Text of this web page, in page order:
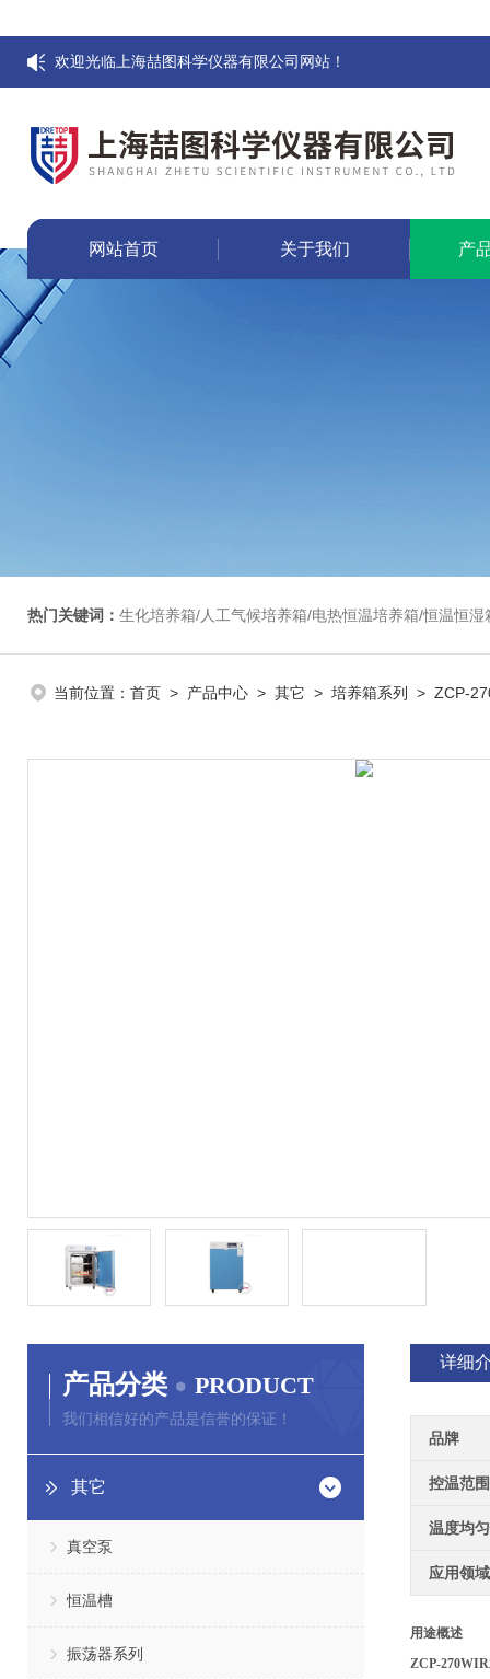
欢迎光临上海喆图科学仪器有限公司网站！
网站首页 关于我们 产
热门关键词： 生化培养箱/人工气候培养箱/电热恒温培养箱/恒温恒湿箱/光照培养箱/二氧化碳培养箱
当前位置： 首页 > 产品中心 > 其它 > 培养箱系列 > ZCP-
产品分类 PRODUCT
我们相信好的产品是信誉的保证！
其它
真空泵
恒温槽
振荡器系列
详细
品牌
控温范围
温度均
应用领域
用途概述
ZCP-